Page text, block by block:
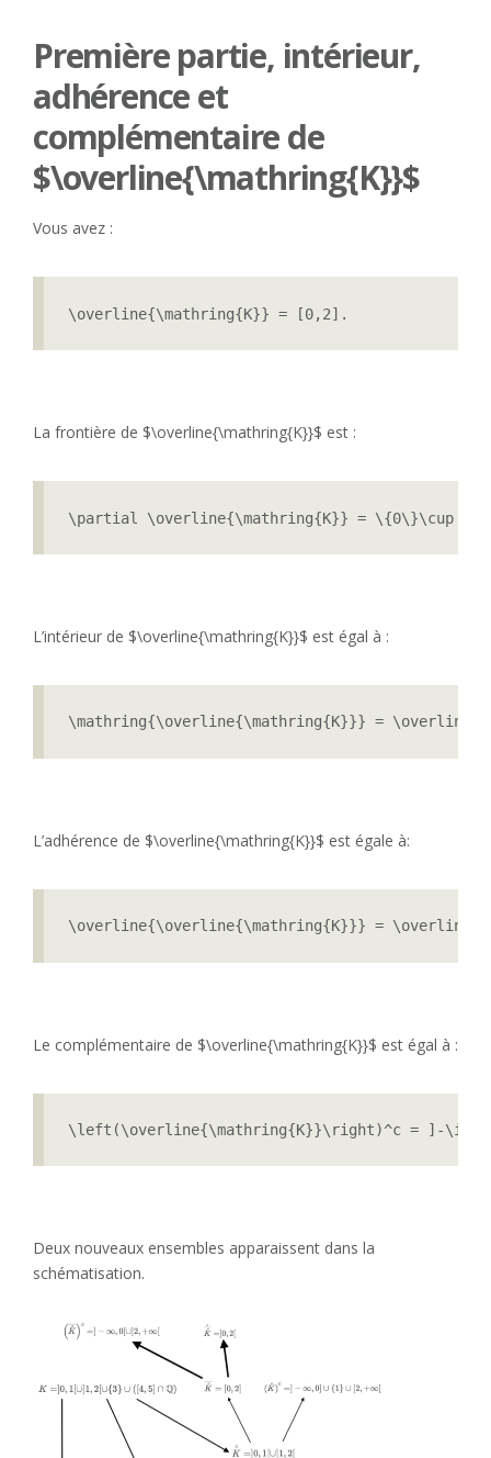
Première partie, intérieur,
adhérence et
complémentaire de
$\overline{\mathring{K}}$
Vous avez :
\overline{\mathring{K}} = [0,2].
La frontière de $\overline{\mathring{K}}$ est :
\partial \overline{\mathring{K}} = \{0\}\cup
L’intérieur de $\overline{\mathring{K}}$ est égal à :
\mathring{\overline{\mathring{K}}} =
L’adhérence de $\overline{\mathring{K}}$ est égale à:
\overline{\overline{\mathring{K}}} =
Le complémentaire de $\overline{\mathring{K}}$ est égal à :
\left(\overline{\mathring{K}}\right)^c = ]-
Deux nouveaux ensembles apparaissent dans la
schématisation.